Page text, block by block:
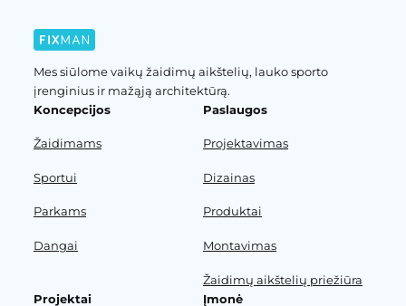
Mes siūlome vaikų žaidimų aikštelių, lauko sporto
įrenginius ir mažąją architektūrą.
Koncepcijos
Žaidimams
Sportui
Parkams
Dangai
Paslaugos
Projektavimas
Dizainas
Produktai
Montavimas
Žaidimų aikštelių priežiūra
Projektai
Įmonė